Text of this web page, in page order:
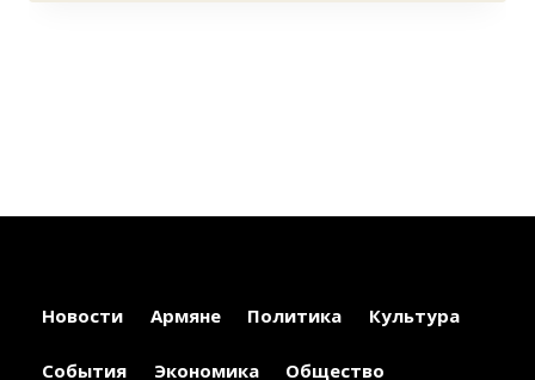
Новости Армяне Политика Культура
События Экономика Общество